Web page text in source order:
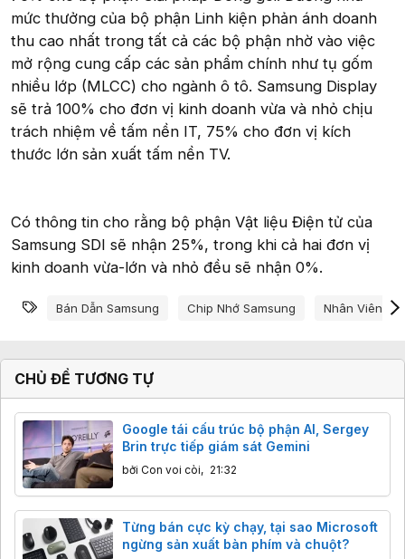
mức thưởng của bộ phận Linh kiện phản ánh doanh
thu cao nhất trong tất cả các bộ phận nhờ vào việc
mở rộng cung cấp các sản phẩm chính như tụ gốm
nhiều lớp (MLCC) cho ngành ô tô. Samsung Display
sẽ trả 100% cho đơn vị kinh doanh vừa và nhỏ chịu
trách nhiệm về tấm nền IT, 75% cho đơn vị kích
thước lớn sản xuất tấm nền TV.
Có thông tin cho rằng bộ phận Vật liệu Điện tử của
Samsung SDI sẽ nhận 25%, trong khi cả hai đơn vị
kinh doanh vừa-lớn và nhỏ đều sẽ nhận 0%.
Từ khóa
Bán Dẫn Samsung Chip Nhớ Samsung Nhân Viên
CHỦ ĐỀ TƯƠNG TỰ
Google tái cấu trúc bộ phận AI, Sergey
Brin trực tiếp giám sát Gemini
bởi Con voi còi, 21:32
Từng bán cực kỳ chạy, tại sao Microsoft
ngừng sản xuất bàn phím và chuột?